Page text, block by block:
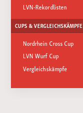
LVN-Rekordlisten
CUPS & VERGLEICHSKÄMPFE
Nordrhein Cross Cup
LVN Wurf Cup
Vergleichskämpfe